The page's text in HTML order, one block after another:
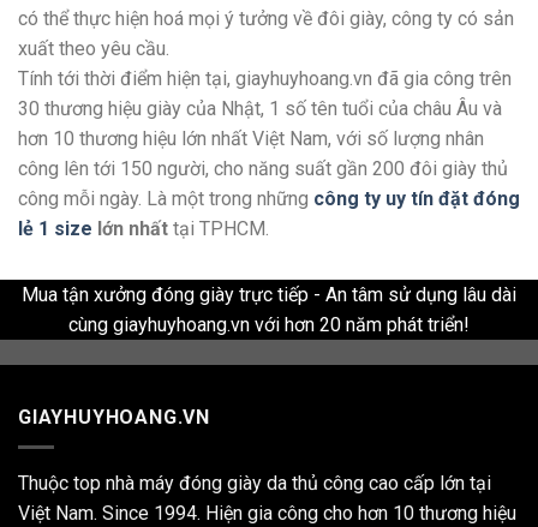
có thể thực hiện hoá mọi ý tưởng về đôi giày, công ty có sản
xuất theo yêu cầu.
Tính tới thời điểm hiện tại, giayhuyhoang.vn đã gia công trên
30 thương hiệu giày của Nhật, 1 số tên tuổi của châu Âu và
hơn 10 thương hiệu lớn nhất Việt Nam, với số lượng nhân
công lên tới 150 người, cho năng suất gần 200 đôi giày thủ
công mỗi ngày. Là một trong những công ty uy tín đặt đóng
lẻ 1 size lớn nhất tại TPHCM.
Mua tận xưởng đóng giày trực tiếp - An tâm sử dụng lâu dài
cùng giayhuyhoang.vn với hơn 20 năm phát triển!
GIAYHUYHOANG.VN
Thuộc top nhà máy đóng giày da thủ công cao cấp lớn tại
Việt Nam. Since 1994. Hiện gia công cho hơn 10 thương hiệu